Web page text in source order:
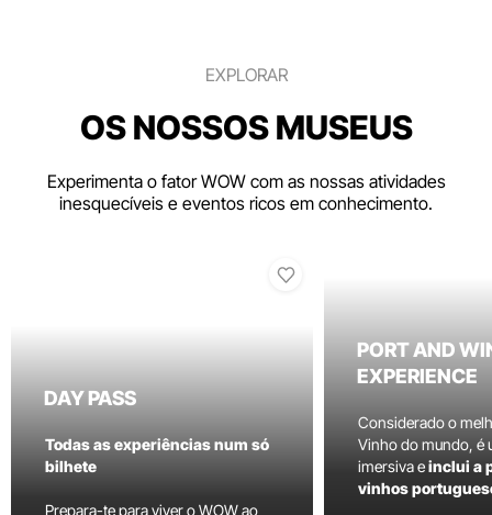
EXPLORAR
OS NOSSOS MUSEUS
Experimenta o fator WOW com as nossas atividades
inesquecíveis e eventos ricos em conhecimento.
DAY PASS
Todas as experiências num só
bilhete
Prepara-te para viver o WOW ao
PORT AND
EXPERIENCE
Considerado o
Vinho do mundo, é
imersiva einclui a
vinhos